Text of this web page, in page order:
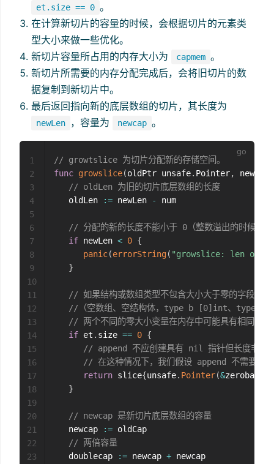
et.size == 0 。
在计算新切片的容量的时候，会根据切片的元素类
型大小来做一些优化。
新切片容量所占用的内存大小为
capmem 。
新切片所需要的内存分配完成后，会将旧切片的数
据复制到新切片中。
最后返回指向新的底层数组的切片，其长度为
newLen ，容量为 newcap 。
// growtslice 为切片分配新的存储空间。
func growslice(oldPtr unsafe. Pointer, newLen
// oldLen 为旧的切片底层数组的长度
   oldLen
:= newLen - num
// 分配的新的长度不能小于 0（整数溢出的时候会是
if newLen < 0 {
panic(errorString( "growslice: len out
}
// 如果结构或数组类型不包含大小大于零的字段（或
//（空数组、空结构体，type b [0]int、type
// 两个不同的零大小变量在内存中可能具有相同的地
if et . size == 0 {
// append 不应创建具有 nil 指针但长度非零
// 在这种情况下，我们假设 append 不需要保
return slice{unsafe. Pointer(&zerobase
}
// newcap 是新切片底层数组的容量
   newcap
:= oldCap
// 两倍容量
   doublecap
:= newcap + newcap
1
2
3
4
5
6
7
8
9
10
11
12
13
14
15
16
17
18
19
20
21
22
23